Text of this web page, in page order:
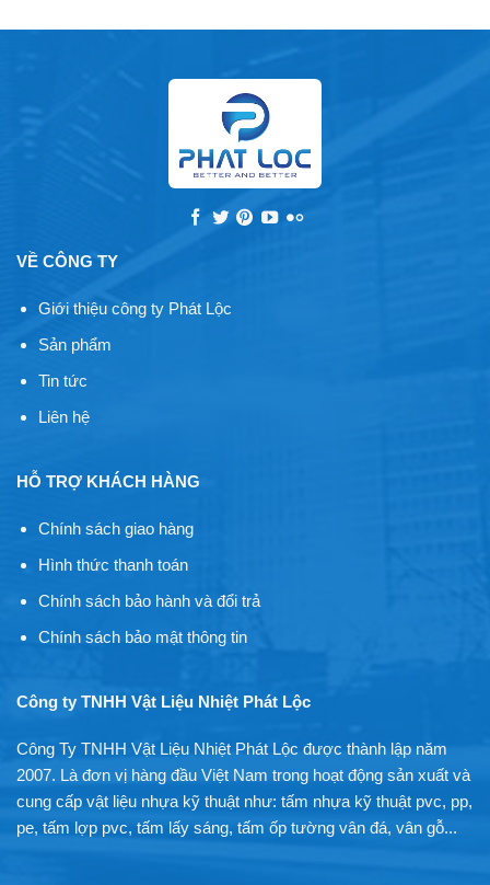
VỀ CÔNG TY
Giới thiệu công ty Phát Lộc
Sản phẩm
Tin tức
Liên hệ
HỖ TRỢ KHÁCH HÀNG
Chính sách giao hàng
Hình thức thanh toán
Chính sách bảo hành và đổi trả
Chính sách bảo mật thông tin
Công ty TNHH Vật Liệu Nhiệt Phát Lộc
Công Ty TNHH Vật Liệu Nhiệt Phát Lộc được thành lập năm
2007. Là đơn vị hàng đầu Việt Nam trong hoạt động sản xuất và
cung cấp vật liệu nhựa kỹ thuật như: tấm nhựa kỹ thuật pvc, pp,
pe, tấm lợp pvc, tấm lấy sáng, tấm ốp tường vân đá, vân gỗ...